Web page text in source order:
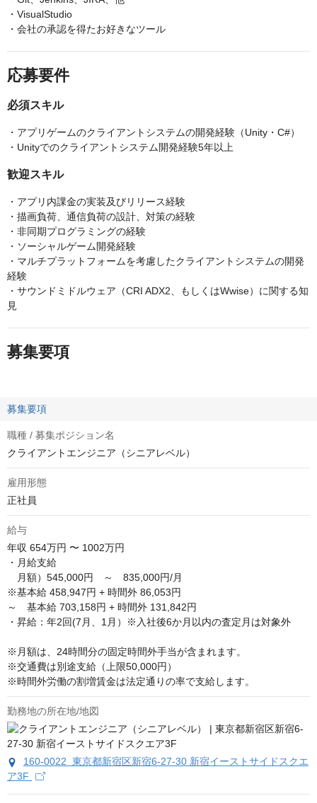
・VisualStudio
・会社の承認を得たお好きなツール
応募要件
必須スキル
・アプリゲームのクライアントシステムの開発経験（Unity・C#）
・Unityでのクライアントシステム開発経験5年以上
歓迎スキル
・アプリ内課金の実装及びリリース経験
・描画負荷、通信負荷の設計、対策の経験
・非同期プログラミングの経験
・ソーシャルゲーム開発経験
・マルチプラットフォームを考慮したクライアントシステムの開発
経験
・サウンドミドルウェア（CRI ADX2、もしくはWwise）に関する知
見
募集要項
募集要項
職種 / 募集ポジション名
クライアントエンジニア（シニアレベル）
雇用形態
正社員
給与
年収 654万円 〜 1002万円
・月給支給
月額）545,000円　～　835,000円/月
※基本給 458,947円 + 時間外 86,053円
～　基本給 703,158円 + 時間外 131,842円
・昇給：年2回(7月、1月）※入社後6か月以内の査定月は対象外
※月額は、24時間分の固定時間外手当が含まれます。
※交通費は別途支給（上限50,000円）
※時間外労働の割増賃金は法定通りの率で支給します。
勤務地の所在地/地図
160-0022 東京都新宿区新宿6-27-30 新宿イーストサイドスクエ
ア3F